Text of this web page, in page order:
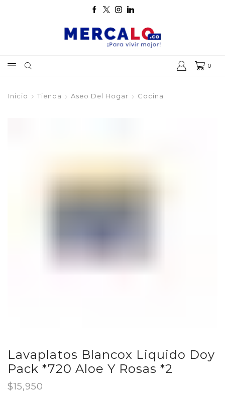
0
Inicio Tienda Aseo Del Hogar Cocina
Lavaplatos Blancox Liquido Doy
Pack *720 Aloe Y Rosas *2
$15,950